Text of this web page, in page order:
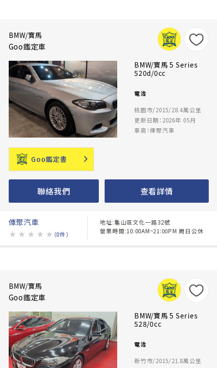
BMW/寶馬
Goo鑑定車
BMW/寶馬 5 Series
520d/0cc
電洽
桃園市/2015/28.4萬公里
更新日期：2026年 05月
車商：俥聚汽車
Goo鑑定書
聯絡我們 查看詳情
俥聚汽車
★ ★ ★ ★ ★ （0件）
地址:龜山區文化一路32號
營業時間:10:00AM~21:00PM 周日公休
BMW/寶馬
Goo鑑定車
BMW/寶馬 5 Series
528/0cc
電洽
新竹市/2015/21.8萬公里